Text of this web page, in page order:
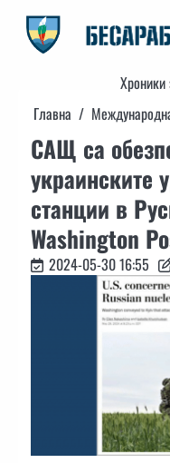
content
Хроники
Главна
САЩ са
украинските
станции в
Washington
2024-05-30 16:55